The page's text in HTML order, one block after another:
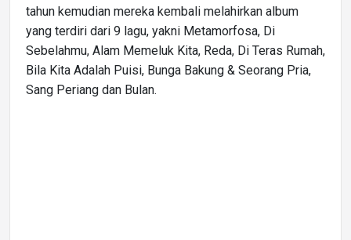
tahun kemudian mereka kembali melahirkan album
yang terdiri dari 9 lagu, yakni Metamorfosa, Di
Sebelahmu, Alam Memeluk Kita, Reda, Di Teras Rumah,
Bila Kita Adalah Puisi, Bunga Bakung & Seorang Pria,
Sang Periang dan Bulan.